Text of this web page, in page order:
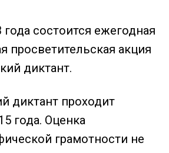
года состоится ежегодная
просветительская акция
диктант.
диктант проходит
года. Оценка
грамотности не